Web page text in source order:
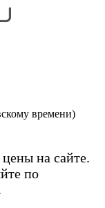
времени)
на сайте.
по